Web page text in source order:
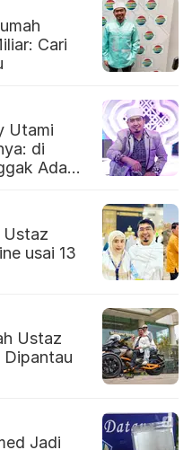
Cari
Utami
di
Ada
Ustaz
usai 13
Ustaz
Dipantau
Jadi